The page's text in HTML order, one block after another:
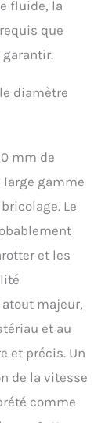
fluide, la
que
diamètre
mm de
gamme
Le
et les
majeur,
et au
et précis. Un
de la vitesse
comme